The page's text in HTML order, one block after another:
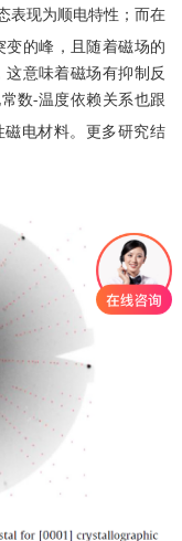
表现为顺电特性；而在
的峰，且随着磁场的
意味着磁场有抑制反
数-温度依赖关系也跟
磁电材料。更多研究结
47, Issue 4, 15
quantum spin liquid
(2018).
grown using optical
Growth
446(2016)74–